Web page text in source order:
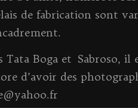
de fabrication sont
Tata Boga et Sabroso,
d’avoir des